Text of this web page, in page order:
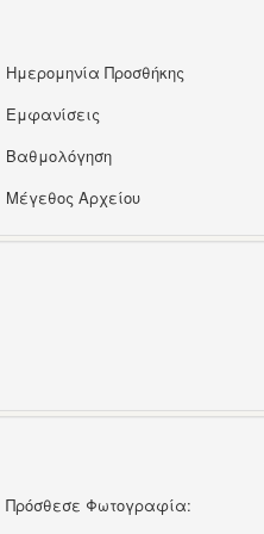
Ημερομηνία Προσθήκης
Εμφανίσεις
Βαθμολόγηση
Μέγεθος Αρχείου
Πρόσθεσε Φωτογραφία: